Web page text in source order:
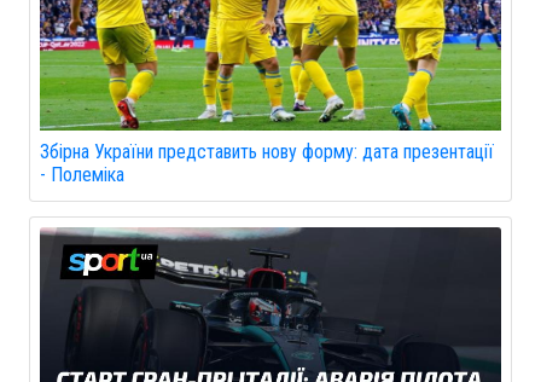
Збірна України представить нову форму: дата презентації
- Полеміка